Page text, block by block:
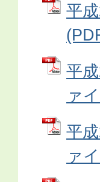
平
平
ァ
平
ァ